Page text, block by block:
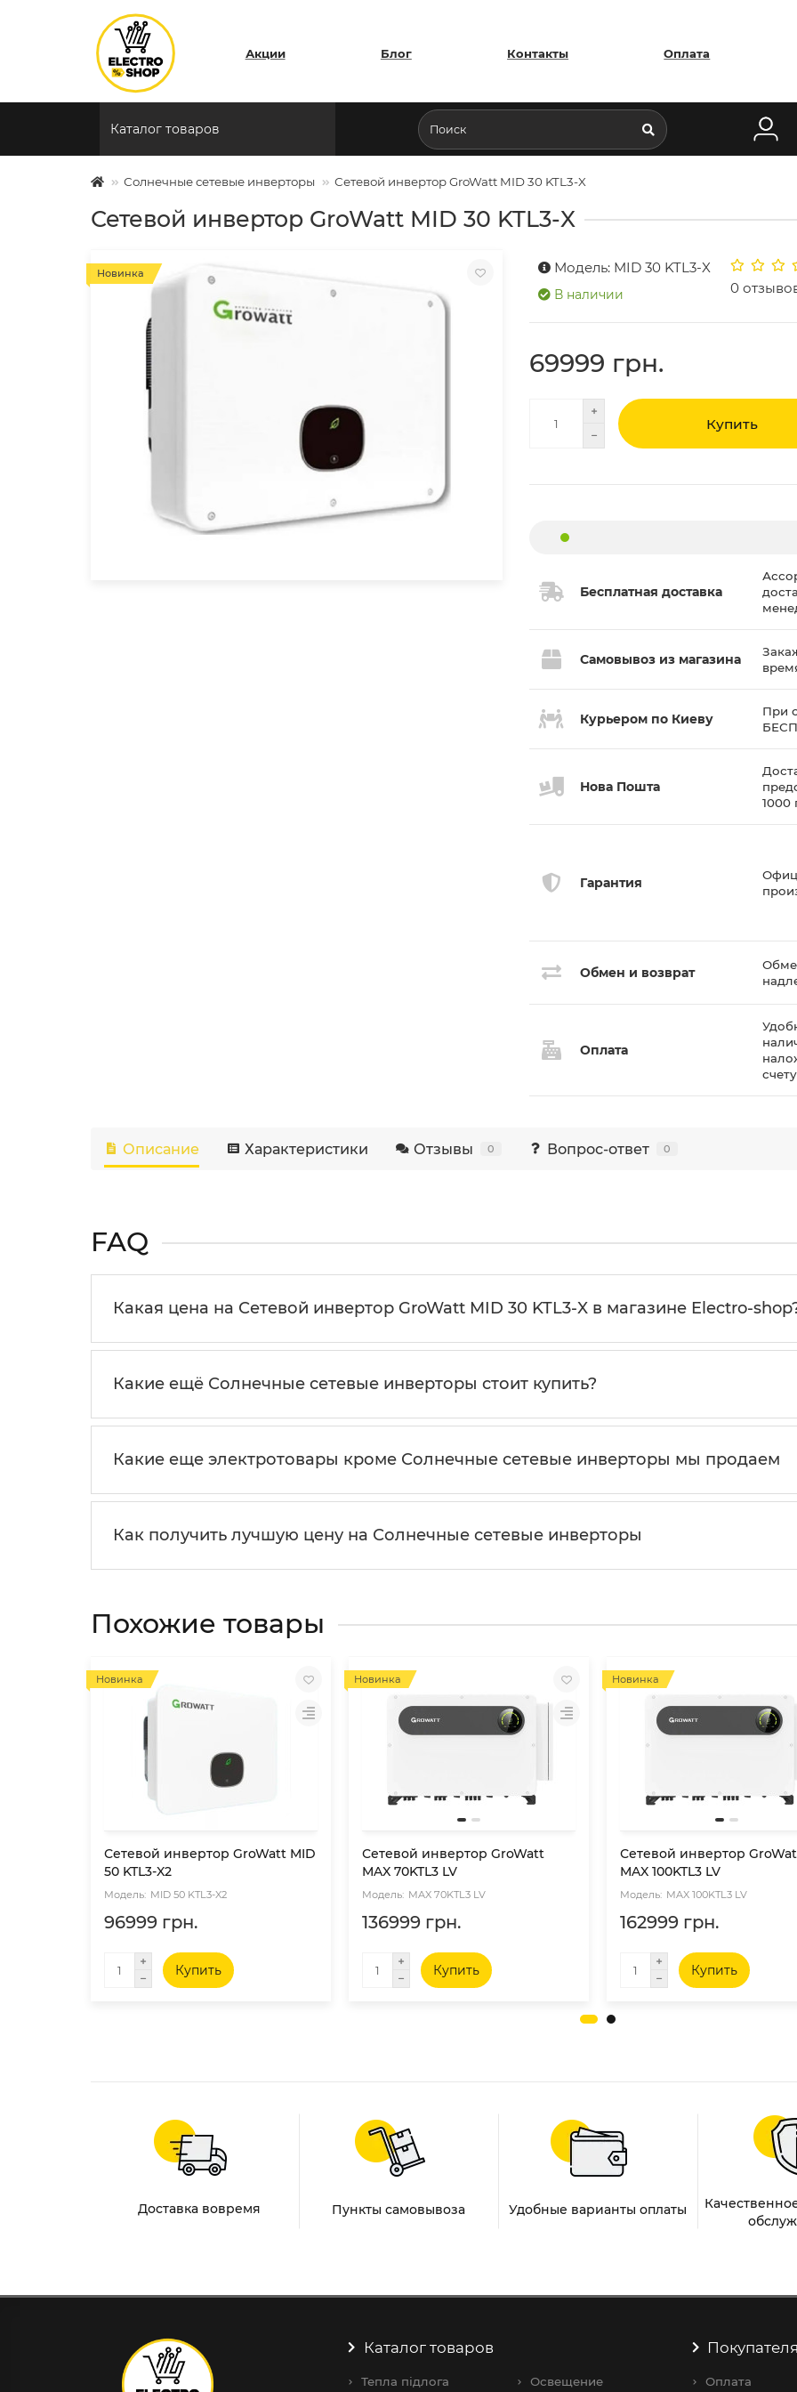
Акции Блог Контакты Оплата
Каталог товаров
Солнечные сетевые инверторы Сетевой инвертор GroWatt MID 30 KTL3-X
Сетевой инвертор GroWatt MID 30 KTL3-X
Новинка Модель: MID 30 KTL3-X
В наличии 0
69999 грн.
Купить
Бесплатная доставка
Самовывоз из магазина
Курьером по Киеву
При
Нова Пошта
Гарантия
Обмен и возврат
Оплата
счету
Описание Характеристики Отзывы 0 Вопрос-ответ 0
FAQ
Какая цена на Сетевой инвертор GroWatt MID 30 KTL3-X в магазине Electro-
Какие ещё Солнечные сетевые инверторы стоит купить?
Какие еще электротовары кроме Солнечные сетевые инверторы мы продаем
Как получить лучшую цену на Солнечные сетевые инверторы
Похожие товары
Новинка
Сетевой инвертор GroWatt MID
50 KTL3-X2
MID 50 KTL3-X2
96999 грн.
Купить
Новинка
Сетевой инвертор GroWatt
MAX 70KTL3 LV
MAX 70KTL3 LV
136999 грн.
Купить
Новинка
Сетевой инвертор
MAX 100KTL3 LV
MAX 100KTL3 LV
162999 грн.
Купить
Доставка вовремя Пункты самовывоза Удобные варианты оплаты
Каталог товаров
Тепла підлога Освещение Оплата